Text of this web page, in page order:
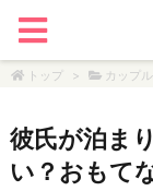
トップ > カップル
彼氏が泊ま
い？おもて